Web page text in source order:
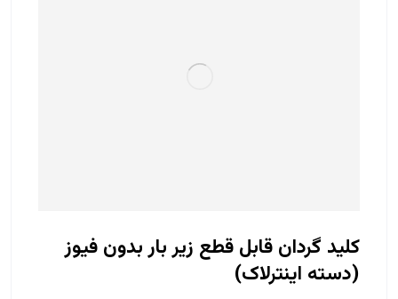
کلید گردان قابل قطع زیر بار بدون فیوز
(دسته اینترلاک)